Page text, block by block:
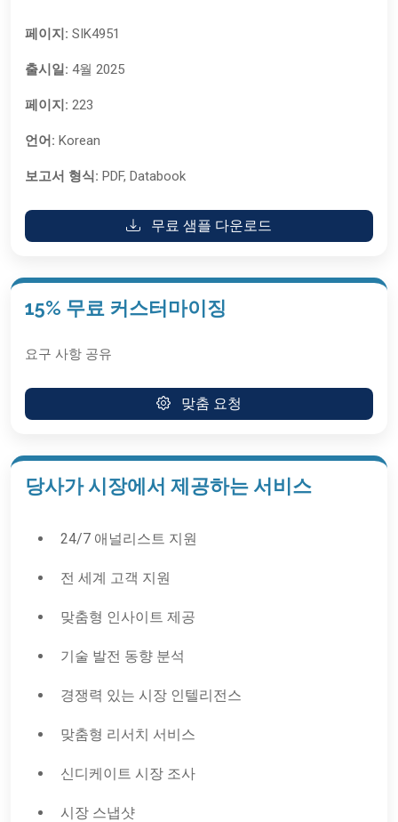
페이지: SIK4951
출시일: 4월 2025
페이지: 223
언어: Korean
보고서 형식: PDF, Databook
무료 샘플 다운로드
15% 무료 커스터마이징
요구 사항 공유
맞춤 요청
당사가 시장에서 제공하는 서비스
24/7 애널리스트 지원
전 세계 고객 지원
맞춤형 인사이트 제공
기술 발전 동향 분석
경쟁력 있는 시장 인텔리전스
맞춤형 리서치 서비스
신디케이트 시장 조사
시장 스냅샷